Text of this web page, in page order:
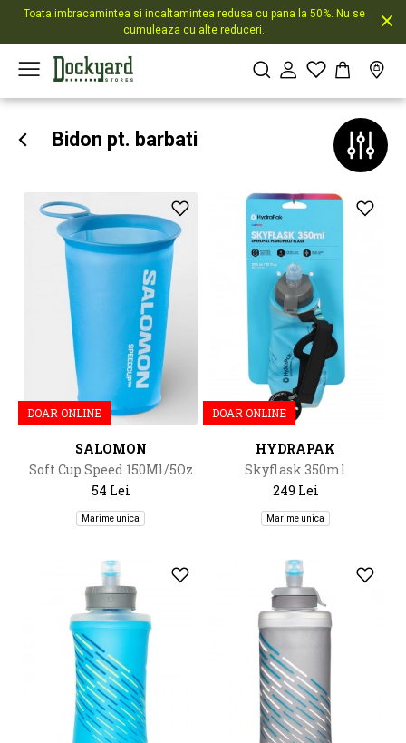
Toata imbracamintea si incaltamintea redusa cu pana la 50%. Nu se
cumuleaza cu alte reduceri.
Bidon pt. barbati
DOAR ONLINE
SALOMON
Soft Cup Speed 150Ml/5Oz
54 Lei
Marime unica
DOAR ONLINE
HYDRAPAK
Skyflask 350ml
249 Lei
Marime unica